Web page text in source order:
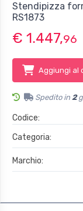
Stendipizza
RS1873
€ 1.447,96
Aggiungi al
Spedito in 2
Codice:
Categoria:
Marchio: